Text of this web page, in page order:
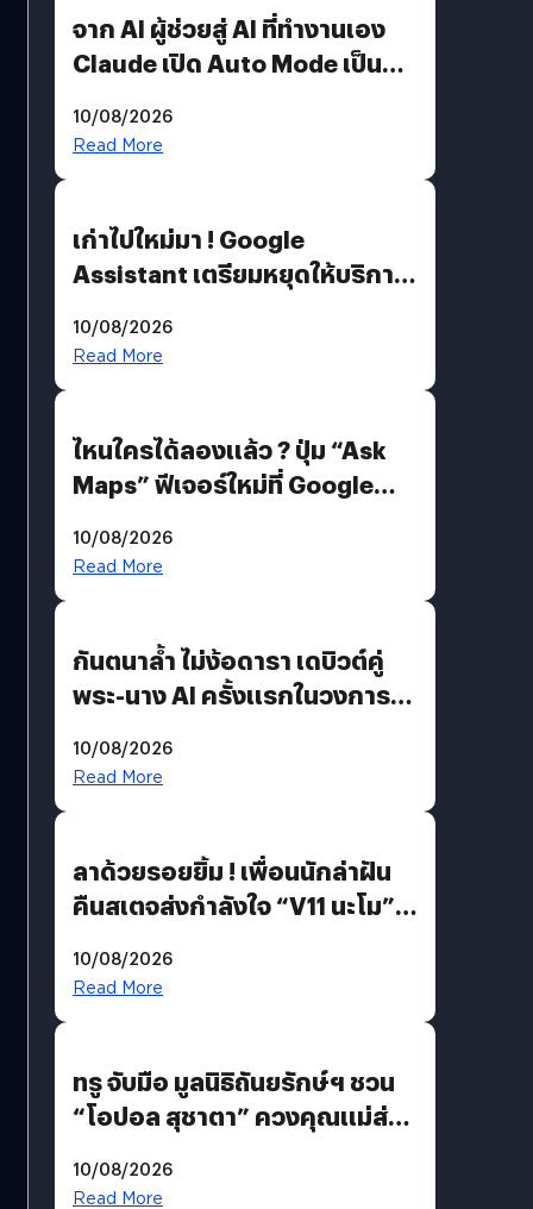
จาก AI ผู้ช่วยสู่ AI ที่ทำงานเอง
Claude เปิด Auto Mode เป็นค่า
10/08/2026
Read More
เก่าไปใหม่มา ! Google
Assistant เตรียมหยุดให้บริการ
แทน
10/08/2026
Read More
ไหนใครได้ลองแล้ว ? ปุ่ม “Ask
Maps” ฟีเจอร์ใหม่ที่ Google
คุยกับแผนที่ได้แล้ว
10/08/2026
Read More
กันตนาล้ำ ไม่ง้อดารา เดบิวต์คู่
พระ-นาง AI ครั้งแรกในวงการ
10/08/2026
Read More
ลาด้วยรอยยิ้ม ! เพื่อนนักล่าฝัน
คืนสเตจส่งกำลังใจ “V11 นะโม”
รักแน่นฮอลล์
10/08/2026
Read More
ทรู จับมือ มูลนิธิถันยรักษ์ฯ ชวน
“โอปอล สุชาตา” ควงคุณแม่ส่ง
เติมเต็มความหมายวันแม่ปีนี้
10/08/2026
Read More